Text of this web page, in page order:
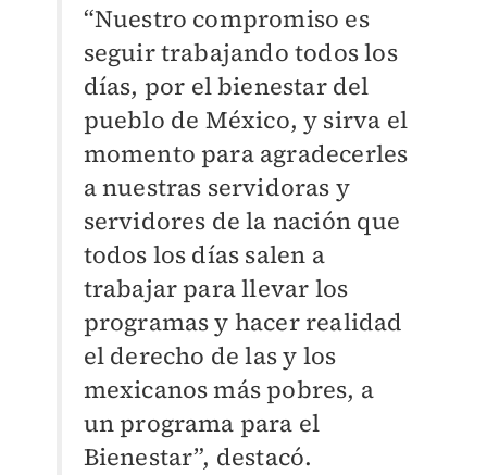
“Nuestro compromiso es
seguir trabajando todos los
días, por el bienestar del
pueblo de México, y sirva el
momento para agradecerles
a nuestras servidoras y
servidores de la nación que
todos los días salen a
trabajar para llevar los
programas y hacer realidad
el derecho delas y los
mexicanos más pobres, a
un programa para el
Bienestar”, destacó.